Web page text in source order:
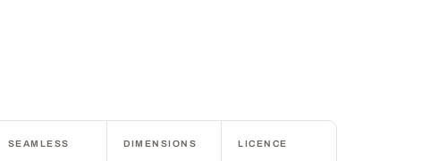
SEAMLESS DIMENSIONS LICENCE